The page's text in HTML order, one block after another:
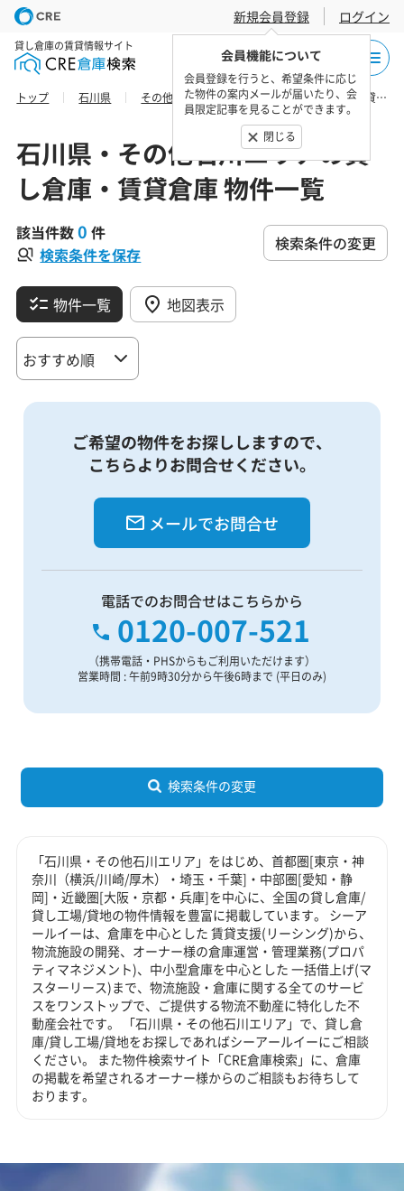
新規会員登録
会員機能について
会員登録を行うと、希望条件に応じ
た物件の案内メールが届いたり、会
員限定記事を見ることができます。
閉じる
ログイン
貸し倉庫の賃貸情報サイト
トップ 石川県 その他石川エリア 珠洲市の貸し倉庫・賃貸倉庫 物件一覧
石川県・その他石川エリアの貸
し倉庫・賃貸倉庫 物件一覧
該当件数0 件
検索条件を保存
検索条件の変更
物件一覧 地図表示
ご希望の物件をお探ししますので、
こちらよりお問合せください。
メールでお問合せ
電話でのお問合せはこちらから
0120-007-521
（携帯電話・PHSからもご利用いただけます）
営業時間 : 午前9時30分から午後6時まで (平日のみ)
検索条件の変更
「石川県・その他石川エリア」をはじめ、首都圏[東京・神
奈川（横浜/川崎/厚木）・埼玉・千葉]・中部圏[愛知・静
岡]・近畿圏[大阪・京都・兵庫]を中心に、全国の貸し倉庫/
貸し工場/貸地の物件情報を豊富に掲載しています。 シーア
ールイーは、倉庫を中心とした 賃貸支援(リーシング)から、
物流施設の開発、オーナー様の倉庫運営・管理業務(プロパ
ティマネジメント)、中小型倉庫を中心とした 一括借上げ(マ
スターリース)まで、物流施設・倉庫に関する全てのサービ
スをワンストップで、ご提供する物流不動産に特化した不
動産会社です。 「石川県・その他石川エリア」で、貸し倉
庫/貸し工場/貸地をお探しであればシーアールイーにご相談
ください。 また物件検索サイト「CRE倉庫検索」に、倉庫
の掲載を希望されるオーナー様からのご相談もお待ちして
おります。